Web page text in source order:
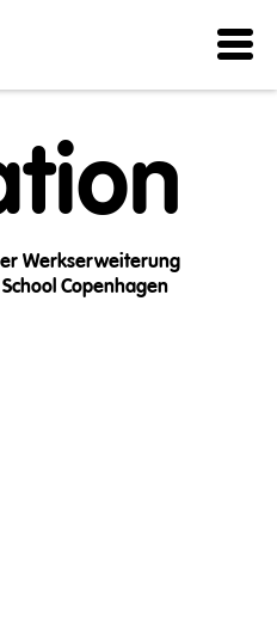
Werkserweiterung
Copenhagen